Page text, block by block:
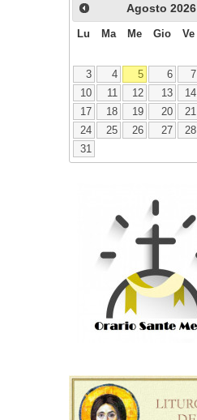
Agosto 2026
Lu Ma Me Gio Ve
3
4 5 6 7
10
11 12 13 14
17
18 19 20 21
24
25 26 27 28
31